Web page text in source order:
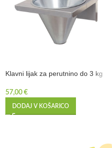
Klavni lijak za perutnino do 3 kg
57,00 €
DODAJ V KOŠARICO